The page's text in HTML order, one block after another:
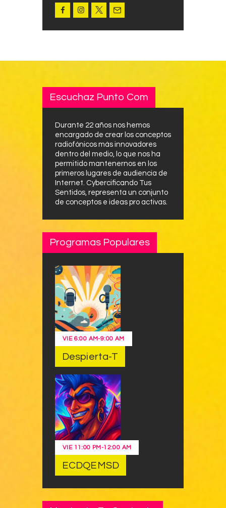
Escuchaz Punto Com
Durante 22 años nos hemos
encargado de crear los conceptos
radiofónicos más innovadores
dentro del medio, lo que nos ha
permitido mantenernos en los
primeros lugares de audiencia de
Internet. Cybercificando Tus
Sentidos, representa un conjunto
de conceptos e ideas pro activas.
Programas Populares
VIE 6:00 AM-9:00 AM
Despierta-T
VIE 11:00 PM-12:00 AM
ECDQEMSD